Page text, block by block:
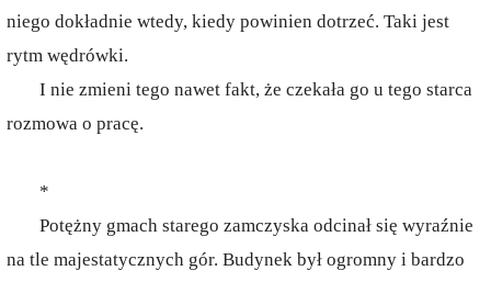
niego dokładnie wtedy, kiedy powinien dotrzeć. Taki jest
rytm wędrówki.
I nie zmieni tego nawet fakt, że czekała go u tego starca
rozmowa o pracę.
*
Potężny gmach starego zamczyska odcinał się wyraźnie
na tle majestatycznych gór. Budynek był ogromny i bardzo